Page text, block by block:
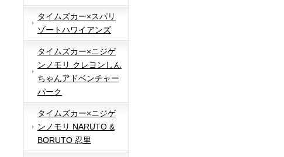
タイムズカー×スパリ
ゾートハワイアンズ
タイムズカー×ニジゲ
ンノモリ クレヨンしん
ちゃんアドベンチャー
パーク
タイムズカー×ニジゲ
ンノモリ NARUTO &
BORUTO 忍里